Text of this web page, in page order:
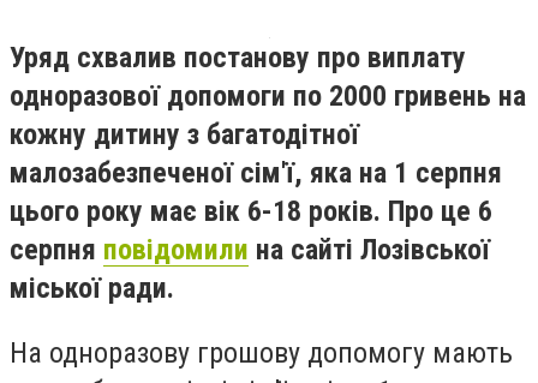
Уряд схвалив постанову про виплату
одноразової допомоги по 2000 гривень на
кожну дитину з багатодітної
малозабезпеченої сім'ї, яка на 1 серпня
цього року має вік 6-18 років. Про це 6
серпня повідомили на сайті Лозівської
міської ради.
На одноразову грошову допомогу мають